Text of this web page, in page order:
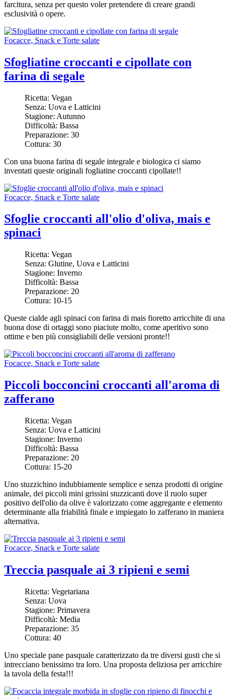
farcitura, senza per questo voler pretendere di creare grandi
esclusività o opere.
Focacce, Snack e Torte salate
Sfogliatine croccanti e cipollate con
farina di segale
Ricetta: Vegan
Senza: Uova e Latticini
Stagione: Autunno
Difficoltà: Bassa
Preparazione: 30
Cottura: 30
Con una buona farina di segale integrale e biologica ci siamo
inventati queste originali fogliatine croccanti cipollate!!
Focacce, Snack e Torte salate
Sfoglie croccanti all'olio d'oliva, mais e
spinaci
Ricetta: Vegan
Senza: Glutine, Uova e Latticini
Stagione: Inverno
Difficoltà: Bassa
Preparazione: 20
Cottura: 10-15
Queste cialde agli spinaci con farina di mais fioretto arricchite di una
buona dose di ortaggi sono piaciute molto, come aperitivo sono
ottime e ben più consigliabili delle versioni pronte!!
Focacce, Snack e Torte salate
Piccoli bocconcini croccanti all'aroma di
zafferano
Ricetta: Vegan
Senza: Uova e Latticini
Stagione: Inverno
Difficoltà: Bassa
Preparazione: 20
Cottura: 15-20
Uno stuzzichino indubbiamente semplice e senza prodotti di origine
animale, dei piccoli mini grissini stuzzicanti dove il ruolo super
positivo dell'olio da olive è valorizzato come aggregante e elemento
determinante alla friabilità finale e impiegato lo zafferano in maniera
alternativa.
Focacce, Snack e Torte salate
Treccia pasquale ai 3 ripieni e semi
Ricetta: Vegetariana
Senza: Uova
Stagione: Primavera
Difficoltà: Media
Preparazione: 35
Cottura: 40
Uno speciale pane pasquale caratterizzato da tre diversi gusti che si
intrecciano benissimo tra loro. Una proposta deliziosa per arricchire
la tavola della festa!!!